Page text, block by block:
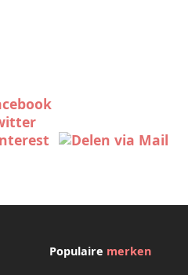
Populaire merken